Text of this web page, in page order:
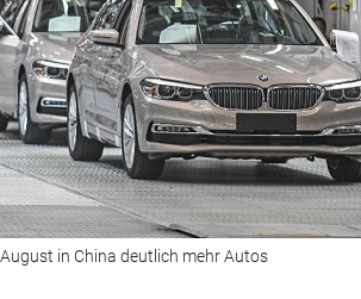
in China deutlich mehr Autos